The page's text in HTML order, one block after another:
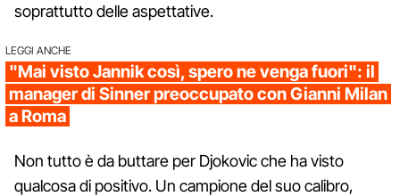
soprattutto delle aspettative.
LEGGI ANCHE
"Mai visto Jannik così, spero ne venga fuori": il
manager di Sinner preoccupato con Gianni Milan
a Roma
Non tutto è da buttare per Djokovic che ha visto
qualcosa di positivo. Un campione del suo calibro,